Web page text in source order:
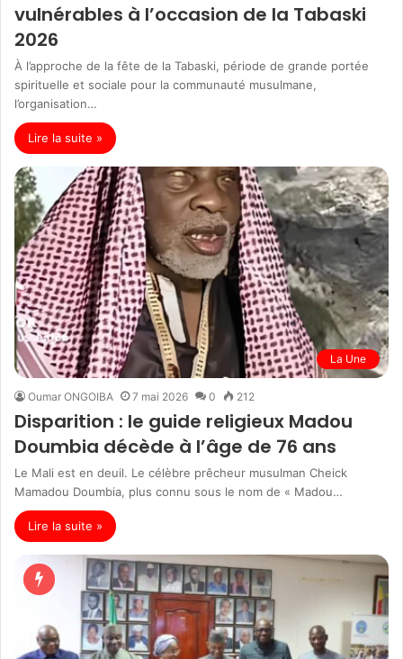
vulnérables à l’occasion de la Tabaski
2026
À l’approche de la fête de la Tabaski, période de grande portée
spirituelle et sociale pour la communauté musulmane,
l’organisation…
Lire la suite »
La Une
Oumar ONGOIBA 7 mai 2026 0 212
Disparition : le guide religieux Madou
Doumbia décède à l’âge de 76 ans
Le Mali est en deuil. Le célèbre prêcheur musulman Cheick
Mamadou Doumbia, plus connu sous le nom de « Madou…
Lire la suite »